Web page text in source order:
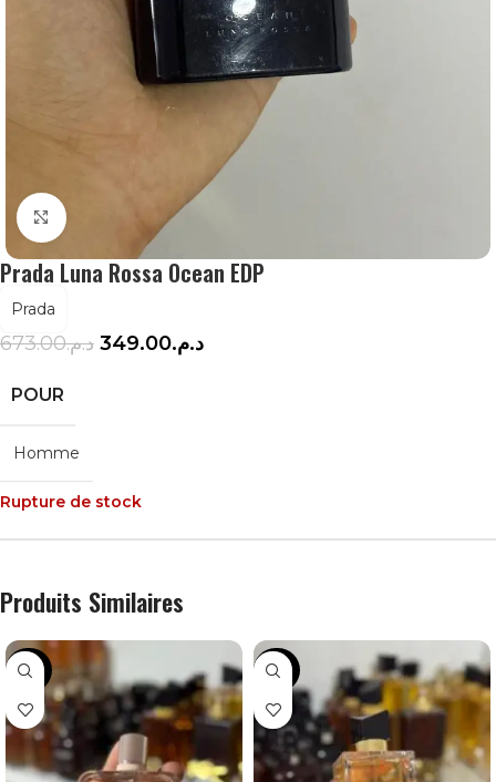
Agrandir
Prada Luna Rossa Ocean EDP
Prada
د.م.673.00 د.م.349.00
POUR
Homme
Rupture de stock
Produits Similaires
-38% -42%